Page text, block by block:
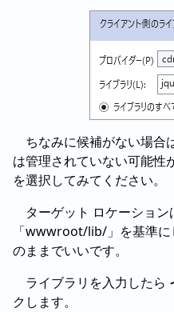
ちなみに候補がない場合
は管理されていない可能性
を選択してみてください。
ターゲット ロケーショ
「wwwroot/lib/」を基準
のままでいいです。
ライブラリを入力したら
クします。